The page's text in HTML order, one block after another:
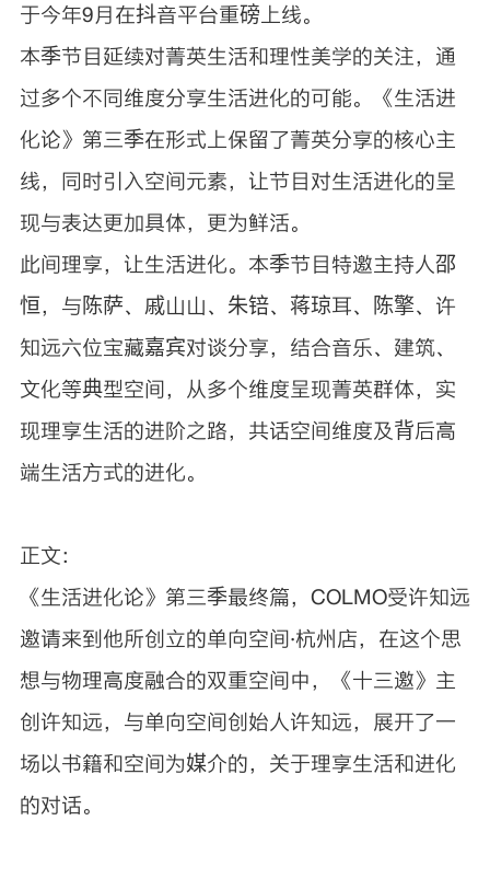
于今年9月在抖音平台重磅上线。
本季节目延续对菁英生活和理性美学的关注，通
过多个不同维度分享生活进化的可能。《生活进
化论》第三季在形式上保留了菁英分享的核心主
线，同时引入空间元素，让节目对生活进化的呈
现与表达更加具体，更为鲜活。
此间理享，让生活进化。本季节目特邀主持人邵
恒，与陈萨、戚山山、朱锫、蒋琼耳、陈擎、许
知远六位宝藏嘉宾对谈分享，结合音乐、建筑、
文化等典型空间，从多个维度呈现菁英群体，实
现理享生活的进阶之路，共话空间维度及背后高
端生活方式的进化。
正文：
《生活进化论》第三季最终篇，COLMO受许知远
邀请来到他所创立的单向空间·杭州店，在这个思
想与物理高度融合的双重空间中，《十三邀》主
创许知远，与单向空间创始人许知远，展开了一
场以书籍和空间为媒介的，关于理享生活和进化
的对话。